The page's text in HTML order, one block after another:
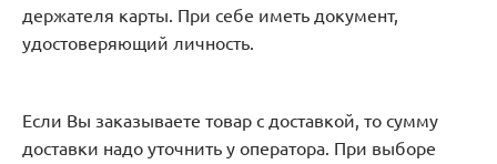
держателя карты. При себе иметь документ,
удостоверяющий личность.
Если Вы заказываете товар с доставкой, то сумму
доставки надо уточнить у оператора. При выборе